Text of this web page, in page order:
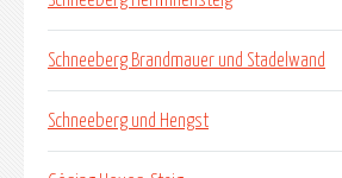
Schneeberg Brandmauer und Stadelwand
Schneeberg und Hengst